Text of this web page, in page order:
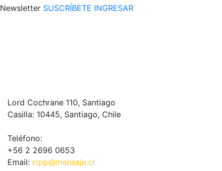
Newsletter SUSCRÍBETE INGRESAR
Lord Cochrane 110, Santiago
Casilla: 10445, Santiago, Chile
Teléfono:
+56 2 2696 0653
Email: rrpp@mensaje.cl